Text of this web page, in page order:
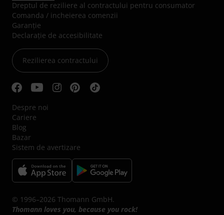
Dreptul de reziliere al contractului pentru consumator
Comanda / incheierea comenzii
Garanție
Declarație de accesibilitate
Rezilierea contractului
Despre noi
Cariere
Blog
Bazar
Sistem de avertizare
© 1996–2026 Thomann GmbH.
Thomann loves you, because you rock!